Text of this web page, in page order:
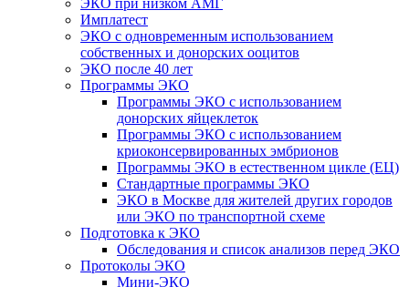
ЭКО при низком АМГ
Имплатест
ЭКО с одновременным использованием
собственных и донорских ооцитов
ЭКО после 40 лет
Программы ЭКО
Программы ЭКО с использованием
донорских яйцеклеток
Программы ЭКО с использованием
криоконсервированных эмбрионов
Программы ЭКО в естественном цикле (ЕЦ)
Стандартные программы ЭКО
ЭКО в Москве для жителей других городов
или ЭКО по транспортной схеме
Подготовка к ЭКО
Обследования и список анализов перед ЭКО
Протоколы ЭКО
Мини-ЭКО